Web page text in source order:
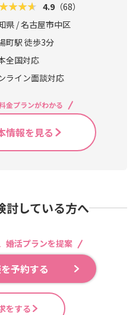
4.9 （68）
県 / 名古屋市中区
町駅 徒歩3分
全国対応
ライン面談対応
金プランがわかる
情報を見る
討している方へ
婚活プランを提案
予約する
をする